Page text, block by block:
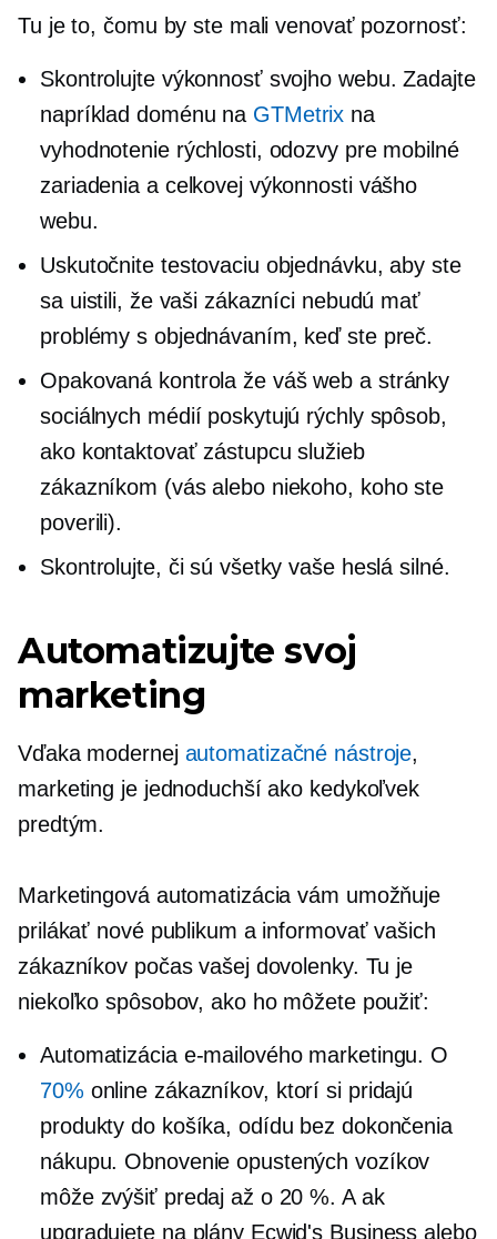
Tu je to, čomu by ste mali venovať pozornosť:
Skontrolujte výkonnosť svojho webu. Zadajte
napríklad doménu na GTMetrix na
vyhodnotenie rýchlosti, odozvy pre mobilné
zariadenia a celkovej výkonnosti vášho
webu.
Uskutočnite testovaciu objednávku, aby ste
sa uistili, že vaši zákazníci nebudú mať
problémy s objednávaním, keď ste preč.
Opakovaná kontrolaže váš web a stránky
sociálnych médií poskytujú rýchly spôsob,
ako kontaktovať zástupcu služieb
zákazníkom (vás alebo niekoho, koho ste
poverili).
Skontrolujte, či sú všetky vaše heslá silné.
Automatizujte svoj
marketing
Vďaka modernej automatizačné nástroje,
marketing je jednoduchší ako kedykoľvek
predtým.
Marketingová automatizácia vám umožňuje
prilákať nové publikum a informovať vašich
zákazníkov počas vašej dovolenky. Tu je
niekoľko spôsobov, ako ho môžete použiť:
Automatizácia e-mailového marketingu. O
70% online zákazníkov, ktorí si pridajú
produkty do košíka, odídu bez dokončenia
nákupu. Obnovenie opustených vozíkov
môže zvýšiť predaj až o 20 %. A ak
upgradujete na plány Ecwid's Business alebo